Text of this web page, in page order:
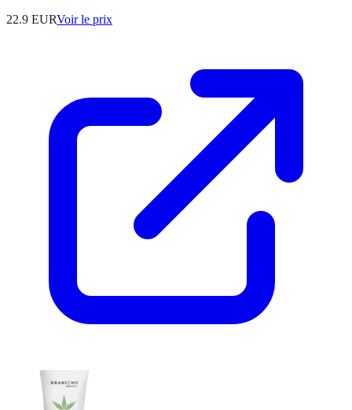
22.9 EURVoir le prix